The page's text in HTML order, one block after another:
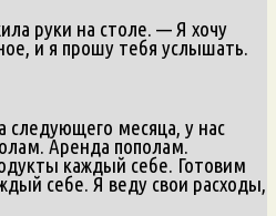
руки на столе. — Я хочу
и я прошу тебя услышать.
следующего месяца, у нас
Аренда пополам.
каждый себе. Готовим
себе. Я веду свои расходы,